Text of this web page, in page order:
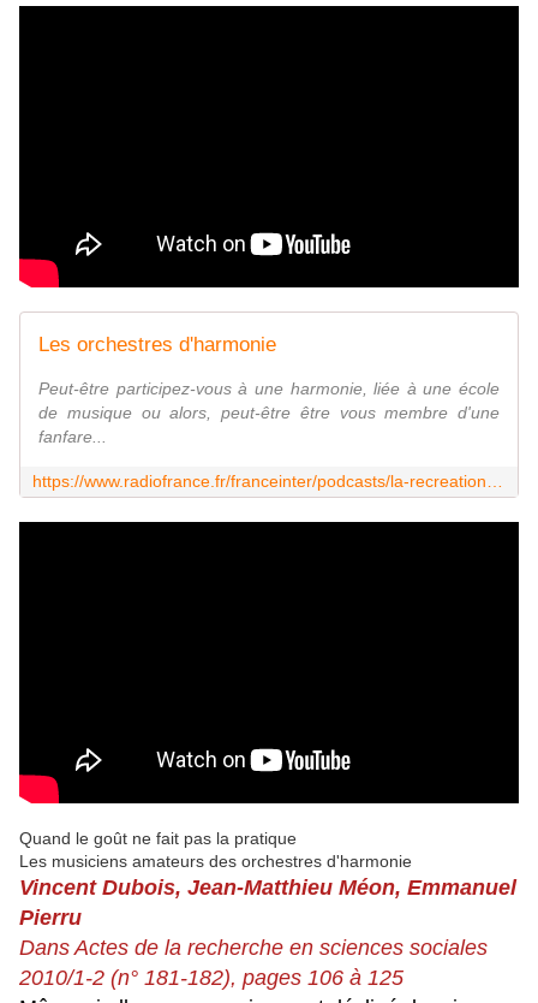
Les orchestres d'harmonie
Peut-être participez-vous à une harmonie, liée à une école
de musique ou alors, peut-être être vous membre d'une
fanfare...
Quand le goût ne fait pas la pratique
Les musiciens amateurs des orchestres d'harmonie
Vincent Dubois, Jean-Matthieu Méon, Emmanuel
Pierru
Dans Actes de la recherche en sciences sociales
2010/1-2 (n° 181-182), pages 106 à 125